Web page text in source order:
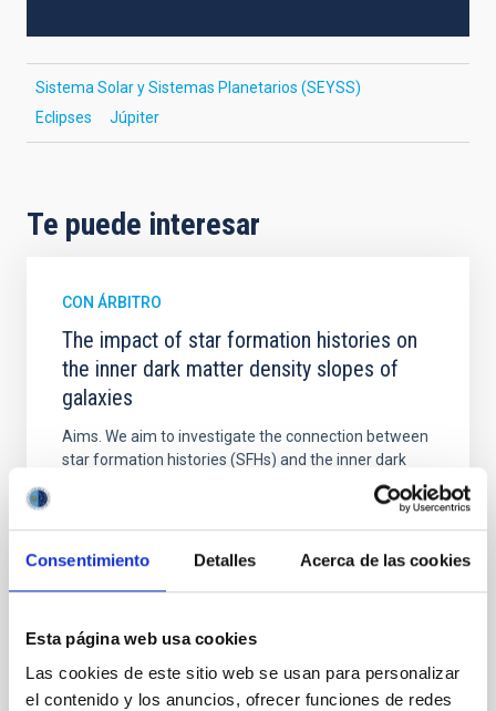
Consentimiento Detalles Acerca de las cookies
Esta página web usa cookies
Las cookies de este sitio web se usan para personalizar
el contenido y los anuncios, ofrecer funciones de redes
Sistema Solar y Sistemas Planetarios (SEYSS)
Eclipses
Júpiter
Te puede interesar
CON ÁRBITRO
The impact of star formation histories on
the inner dark matter density slopes of
galaxies
Aims. We aim to investigate the connection between
star formation histories (SFHs) and the inner dark
matter density profiles of simulated galaxies. In
particular, we tested whether the burstiness and
temporal distribution of star formation influence the
formation of cored versus cuspy dark matter profiles.
Fecha de publicación: